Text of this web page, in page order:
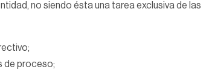
no siendo ésta una tarea exclusiva de las
de proceso;